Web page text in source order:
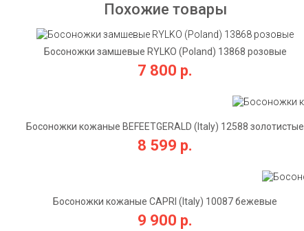
Похожие товары
Босоножки замшевые RYLKO (Poland) 13868 розовые
7 800 р.
Босоножки кожаные BEFEETGERALD (Italy) 12588 золотистые
8 599 р.
Босоножки кожаные CAPRI (Italy) 10087 бежевые
9 900 р.